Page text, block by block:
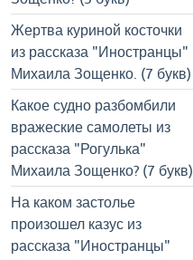
Жертва куриной косточки
из рассказа "Иностранцы"
Михаила Зощенко. (7 букв)
Какое судно разбомбили
вражеские самолеты из
рассказа "Рогулька"
Михаила Зощенко? (7 букв)
На каком застолье
произошел казус из
рассказа "Иностранцы"